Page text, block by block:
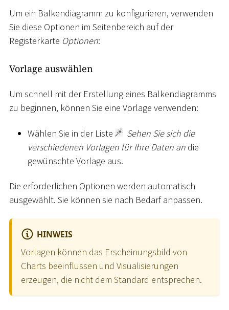
Um ein Balkendiagramm zu konfigurieren, verwenden
Sie diese Optionen im Seitenbereich auf der
Registerkarte Optionen:
Vorlage auswählen
Um schnell mit der Erstellung eines Balkendiagramms
zu beginnen, können Sie eine Vorlage verwenden:
Wählen Sie in der Liste
Sehen Sie sich die
verschiedenen Vorlagen für Ihre Daten an die
gewünschte Vorlage aus.
Die erforderlichen Optionen werden automatisch
ausgewählt. Sie können sie nach Bedarf anpassen.
HINWEIS
Vorlagen können das Erscheinungsbild von
Charts beeinflussen und Visualisierungen
erzeugen, die nicht dem Standard entsprechen.